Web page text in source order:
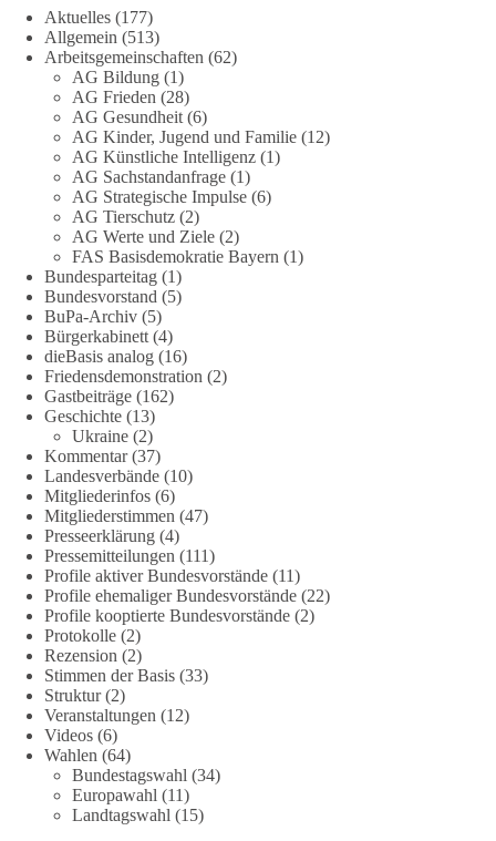
🟩🟩🟦🟦🟥🟥🟧🟧
Eine demokratische Gesellschaft lebt nicht davon, unbequeme
Fragen zu vermeiden. Sie lebt davon, Fragen offen zu stellen
und transparent zu beantworten.
dieBasis fordert deshalb weiterhin eine unabhängige,
vollständige und transparente Aufarbeitung der Corona-Politik.
Ohne Denkverbote, ohne Vorverurteilungen und ohne Tabus.
Quellen:https://apnews.com/article/fauci-diaries-covid-origins-
rand-paul-6b25da9f75a0becbaf2886ab22643e67
https://www.tichyseinblick.de/kolumnen/aus-aller-welt/usa-
tagebuch-fauci-corona-impfung/
#dieBasis #Corona #Aufarbeitung
#Vertrauen
239 36 60
DieBasis
1 Tag zuvor
🕊 Wir wollen den Krieg mit Russland nicht!
Am 20. Juni 2026 fand in Berlin am Brandenburger Tor die
Demonstration mit dem Motto „Russland ist nicht unser
Feind“ statt.
Hier ein Auszug aus der Rede von der
Bundestagsabgeordneten Sevim Dağdelen (BSW).
„Wir müssen Nein sagen zu diesem stinkenden
Aktuelles (177)
Allgemein (513)
Arbeitsgemeinschaften (62)
AG Bildung (1)
AG Frieden (28)
AG Gesundheit(6)
AG Kinder, Jugend und Familie (12)
AG Künstliche Intelligenz (1)
AG Sachstandanfrage (1)
AG Strategische Impulse (6)
AG Tierschutz (2)
AG Werte und Ziele (2)
FAS Basisdemokratie Bayern (1)
Bundesparteitag (1)
Bundesvorstand (5)
BuPa-Archiv (5)
Bürgerkabinett(4)
dieBasis analog (16)
Friedensdemonstration (2)
Gastbeiträge (162)
Geschichte (13)
Ukraine (2)
Kommentar(37)
Landesverbände (10)
Mitgliederinfos (6)
Mitgliederstimmen (47)
Presseerklärung (4)
Pressemitteilungen (111)
Profile aktiver Bundesvorstände (11)
Profile ehemaliger Bundesvorstände (22)
Profile kooptierte Bundesvorstände (2)
Protokolle (2)
Rezension (2)
Stimmen der Basis (33)
Struktur(2)
Veranstaltungen (12)
Videos (6)
Wahlen (64)
Bundestagswahl (34)
Europawahl (11)
Landtagswahl (15)